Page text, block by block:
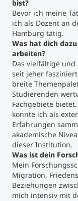
bist?
Bevor ich meine
ich als Dozent an
Hamburg tätig.
Was hat dich
arbeiten?
Das vielfältige
seit jeher
breite
Studierenden
Fachgebiete
konnte ich als
Erfahrungen
akademische
dieser Institution.
Was ist dein
Mein
Migration,
Beziehungen
mich intensiv mit